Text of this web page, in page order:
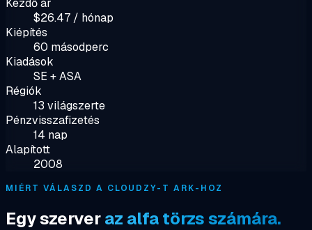
Kezdő ár
$26.47 / hónap
Kiépítés
60 másodperc
Kiadások
SE + ASA
Régiók
13 világszerte
Pénzvisszafizetés
14 nap
Alapított
2008
MIÉRT VÁLASZD A CLOUDZY-T ARK-HOZ
Egy szerveraz alfa törzs számára.